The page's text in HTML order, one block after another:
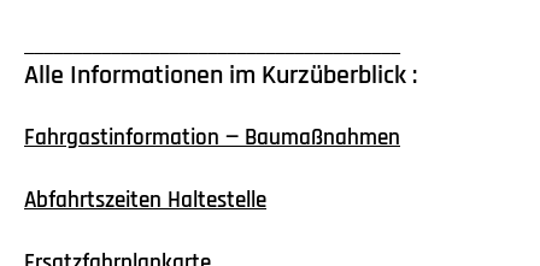
Alle Informationen im Kurzüberblick :
Fahrgastinformation — Baumaßnahmen
Abfahrtszeiten Haltestelle